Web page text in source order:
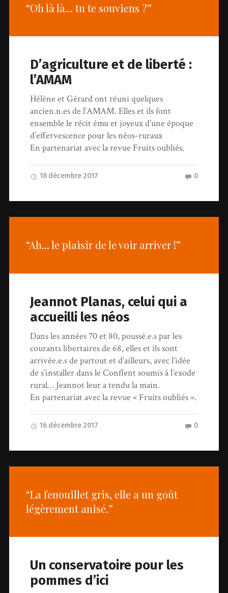
“Oh là là... tu te souviens ?”
D’agriculture et de liberté :
l’AMAM
Hélène et Gérard ont réuni quelques
ancien.n.es de l’AMAM. Elles et ils font
ensemble le récit ému et joyeux d’une époque
d’effervescence pour les néos-ruraux
En partenariat avec la revue Fruits oubliés.
18 décembre 2017 0
“Ah... le plaisir de le voir arriver !”
Jeannot Planas, celui qui a
accueilli les néos
Dans les années 70 et 80, poussé.e.s par les
courants libertaires de 68, elles et ils sont
arrivée.e.s de partout et d’ailleurs, avec l’idée
de s’installer dans le Conflent soumis à l’exode
rural… Jeannot leur a tendu la main.
En partenariat avec la revue « Fruits oubliés ».
16 décembre 2017 0
“La fenouillet gris, elle a un goût
légèrement anisé.”
Un conservatoire pour les
pommes d’ici